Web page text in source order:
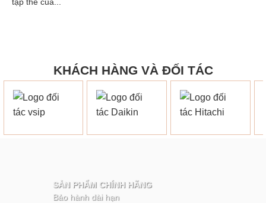
tập thể của...
KHÁCH HÀNG VÀ ĐỐI TÁC
SẢN PHẨM CHÍNH HÃNG
Bảo hành dài hạn